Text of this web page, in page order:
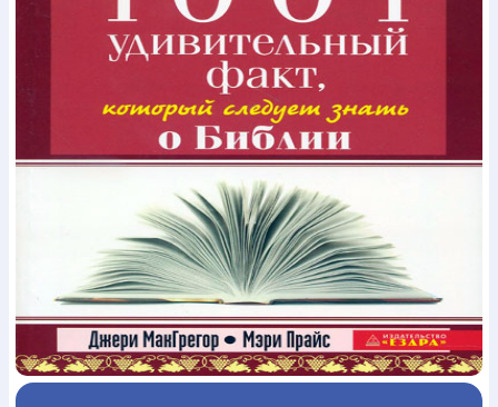
Шлюб і сім`яЮдаїзм
Супутні товари
АудіоРучки кульковіВідеоГалантерея
ФутболкиБрелоки
Щоденники / щотижневикиВироби з дерева
Вироби з кераміки і глиниВироби з срібла
Навчальні мапиШкіряні виробиМагнітиМеталеві
Наклейки Настільні ігри
ПлакатиПластмасові вироби
Подарункові карткиРозвиваючі ігриРепринти
ФотокартиниЧохли на БибліїГоловні убори
КалендаріКанцелярскі товариКомп`ютерні ігри
ЛистівкиСувенирна продукціяГодинникиПазли
Книга в комплекті
За додатковою інформацією дзвоніть за номером:+38